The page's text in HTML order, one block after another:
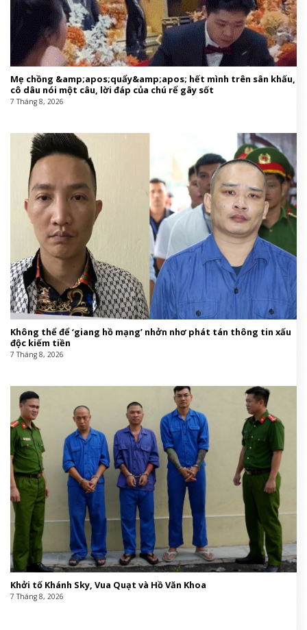
Mẹ chồng &amp;apos;quẩy&amp;apos; hết mình trên sân khấu,
cô dâu nói một câu, lời đáp của chú rể gây sốt
7 Tháng 8, 2026
Không thể để ‘giang hồ mạng’ nhởn nhơ phát tán thông tin xấu
độc kiếm tiền
7 Tháng 8, 2026
Khởi tố Khánh Sky, Vua Quạt và Hồ Văn Khoa
7 Tháng 8, 2026